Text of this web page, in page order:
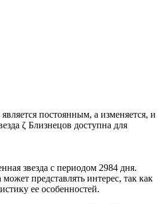
постоянным, а изменяется, и
ζ Близнецов доступна для
звезда с периодом 2984 дня.
представлять интерес, так как
ее особенностей.